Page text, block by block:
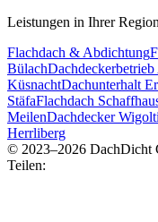
Leistungen in Ihrer Region
Flachdach & Abdichtung
Bülach
KüsnachtDachunterhalt
StäfaFlachdach
MeilenDachdecker
Herrliberg
© 2023–2026 DachDicht
Teilen: